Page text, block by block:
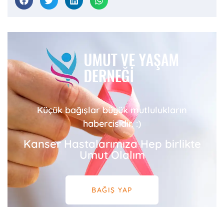
Küçük bağışlar büyük mutlulukların
habercisidir. :)
Kanser Hastalarımıza Hep birlikte
Umut Olalım
BAĞIŞ YAP